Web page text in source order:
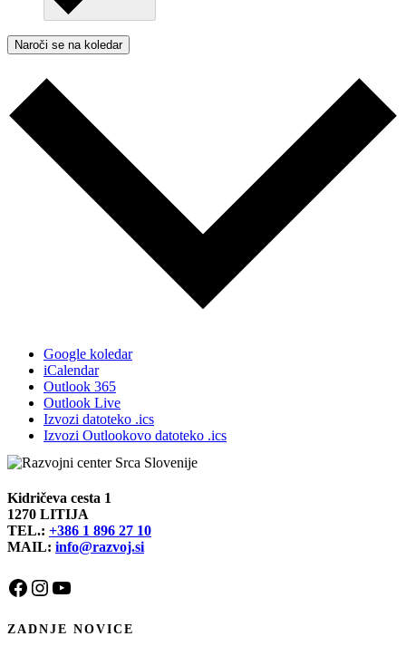
Naroči se na koledar
Google koledar
iCalendar
Outlook 365
Outlook Live
Izvozi datoteko .ics
Izvozi Outlookovo datoteko .ics
Kidričeva cesta 1
1270 LITIJA
TEL.: +386 1 896 27 10
MAIL: info@razvoj.si
Facebook
Instagram
YouTube
ZADNJE NOVICE